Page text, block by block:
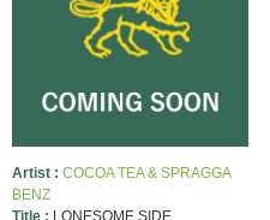
Artist : COCOA TEA & SPRAGGA
BENZ
Title : LONESOME SIDE